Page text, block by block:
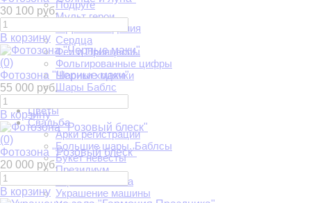
Подруге
Мульт герои
С Днем Рождения
Сердца
Феи и Принцессы
Фольгированные цифры
Шарики ходячки
Шары Баблс
Еда и напитки
Цветы
Свадьба
Арки регистрации
Большие шары. Баблсы
Букет невесты
Президиум
Украшение зала
Украшение машины
30 100 руб.
В корзину
(0)
Фотозона "Черные маки"
55 000 руб.
В корзину
(0)
Фотозона "Розовый блеск"
20 000 руб.
В корзину